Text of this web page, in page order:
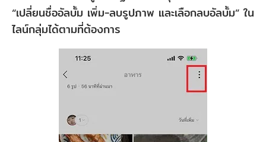
“เปลี่ยนชื่ออัลบั้ม เพิ่ม-ลบรูปภาพ และเลือกลบอัลบั้ม” ใน
ไลน์กลุ่มได้ตามที่ต้องการ